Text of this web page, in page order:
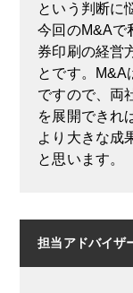
という判断に
今回のM&Aで
券印刷の経営
とです。M&A
ですので、両
を展開できれ
より大きな成
と思います。
担当アドバイザ